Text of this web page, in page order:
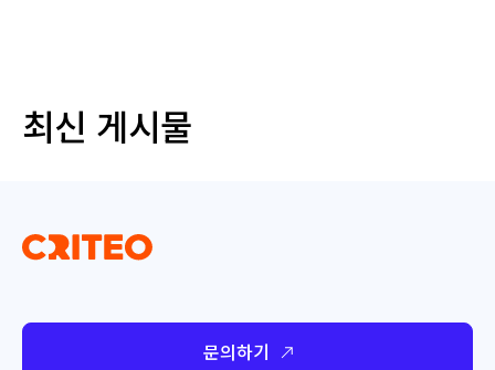
최신 게시물
문의하기